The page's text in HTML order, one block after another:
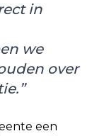
in
we
over
een